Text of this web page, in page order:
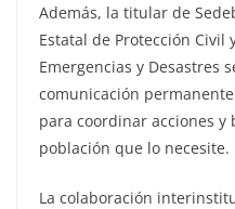
Además, la titular de
Estatal de Protección Civil
Emergencias y Desastres
comunicación
para coordinar acciones
población que lo necesite.
La colaboración